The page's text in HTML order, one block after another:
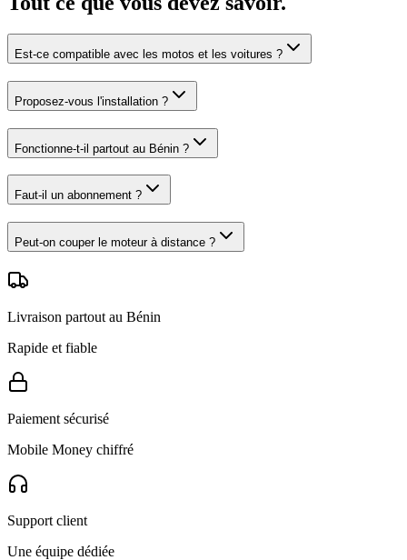
Est-ce compatible avec les motos et les voitures ?
Proposez-vous l'installation ?
Fonctionne-t-il partout au Bénin ?
Faut-il un abonnement ?
Peut-on couper le moteur à distance ?
Livraison partout au Bénin
Rapide et fiable
Paiement sécurisé
Mobile Money chiffré
Support client
Une équipe dédiée